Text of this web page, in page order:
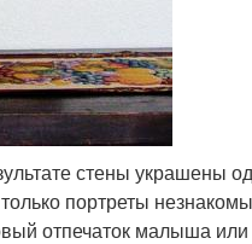
стены украшены
портреты
отпечаток малыша